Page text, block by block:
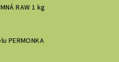
RAW 1 kg
PERMONKA